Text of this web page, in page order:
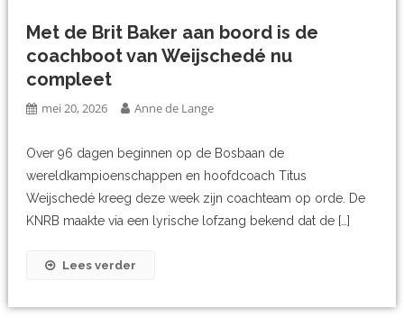
Met de Brit Baker aan boord is de
coachboot van Weijschedé nu
compleet
mei 20, 2026 Anne de Lange
Over 96 dagen beginnen op de Bosbaan de
wereldkampioenschappen en hoofdcoach Titus
Weijschedé kreeg deze week zijn coachteam op orde. De
KNRB maakte via een lyrische lofzang bekend dat de […]
Lees verder